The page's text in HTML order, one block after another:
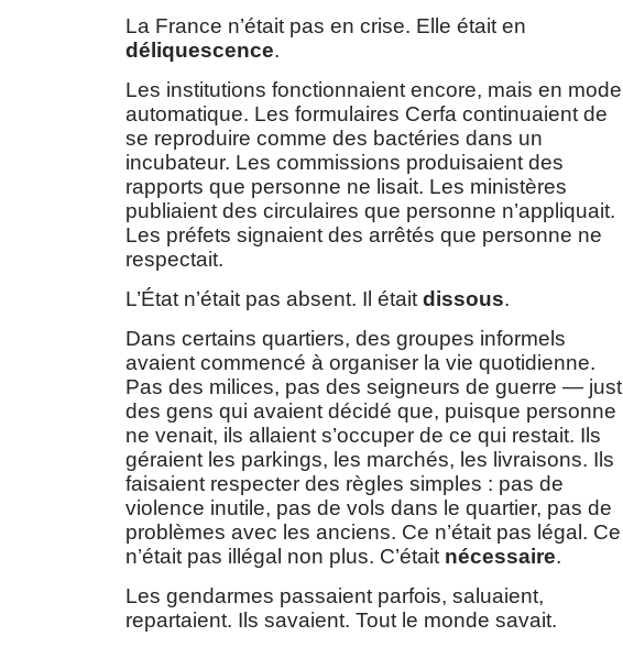
déliquescence.
Les institutions fonctionnaient encore, mais en mode
automatique. Les formulaires Cerfa continuaient de
se reproduire comme des bactéries dans un
incubateur. Les commissions produisaient des
rapports que personne ne lisait. Les ministères
publiaient des circulaires que personne n’appliquait.
Les préfets signaient des arrêtés que personne ne
respectait.
L’État n’était pas absent. Il était dissous.
Dans certains quartiers, des groupes informels
avaient commencé à organiser la vie quotidienne.
Pas des milices, pas des seigneurs de guerre —
des gens qui avaient décidé que, puisque personne
ne venait, ils allaient s’occuper de ce qui restait. Ils
géraient les parkings, les marchés, les livraisons. Ils
faisaient respecter des règles simples : pas de
violence inutile, pas de vols dans le quartier, pas de
problèmes avec les anciens. Ce n’était pas légal. Ce
n’était pas illégal non plus. C’était nécessaire.
Les gendarmes passaient parfois, saluaient,
repartaient. Ils savaient. Tout le monde savait.